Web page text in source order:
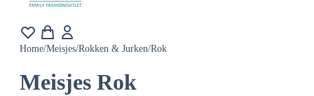
Home/Meisjes/Rokken & Jurken/Rok
Meisjes Rok